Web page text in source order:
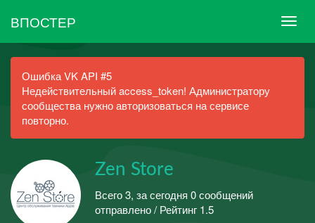
ВПОСТЕР
Ошибка VK API #5
Недействительный access_token! Администратору
сообщества нужно авторизоваться на сервисе
повторно.
Zen Storе
Всего 3, за сегодня 0 сообщений
отправлено / Рейтинг 1.5